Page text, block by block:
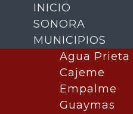
INICIO
SONORA
MUNICIPIOS
Agua Prieta
Cajeme
Empalme
Guaymas